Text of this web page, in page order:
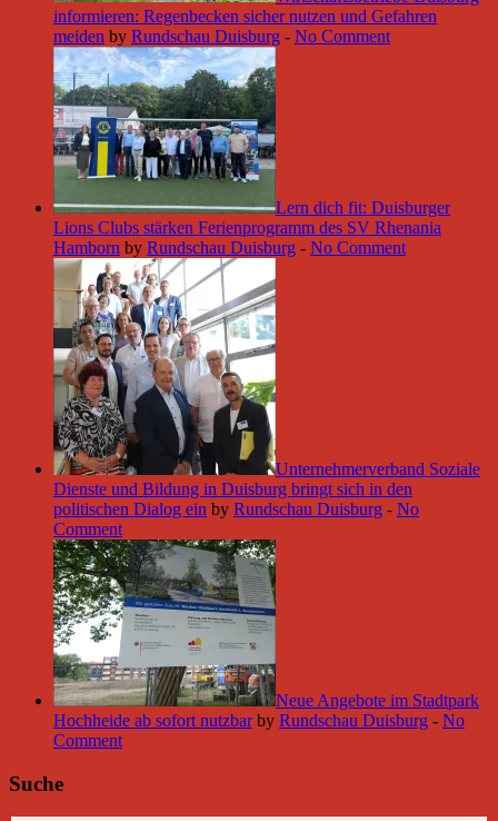
informieren: Regenbecken sicher nutzen und Gefahren
meiden by Rundschau Duisburg - No Comment
Lern dich fit: Duisburger
Lions Clubs stärken Ferienprogramm des SV Rhenania
Hamborn by Rundschau Duisburg - No Comment
Unternehmerverband Soziale
Dienste und Bildung in Duisburg bringt sich in den
politischen Dialog ein by Rundschau Duisburg - No
Comment
Neue Angebote im Stadtpark
Hochheide ab sofort nutzbar by Rundschau Duisburg - No
Comment
Suche